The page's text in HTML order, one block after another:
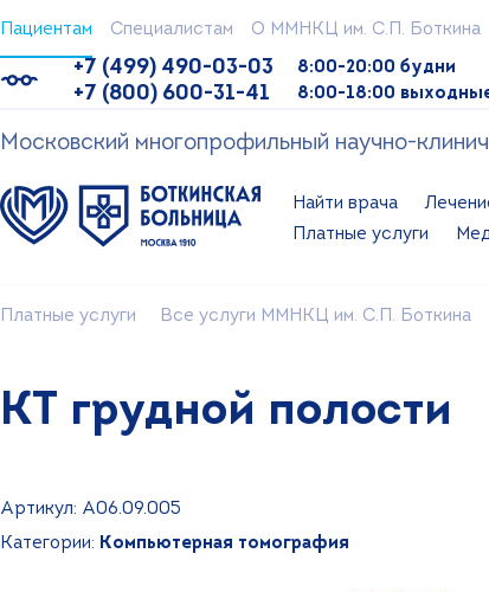
Пациентам Специалистам О ММНКЦ им. С.П. Боткина
+7 (499) 490-03-03
+7 (800) 600-31-41
8:00-20:00 будни
8:00-18:00
Московский многопрофильный научно-
Найти врача
Платные услуги
Платные услуги Все услуги ММНКЦ им. С.П. Боткина
КТ грудной полости
Артикул: A06.09.005
Категории: Компьютерная томография